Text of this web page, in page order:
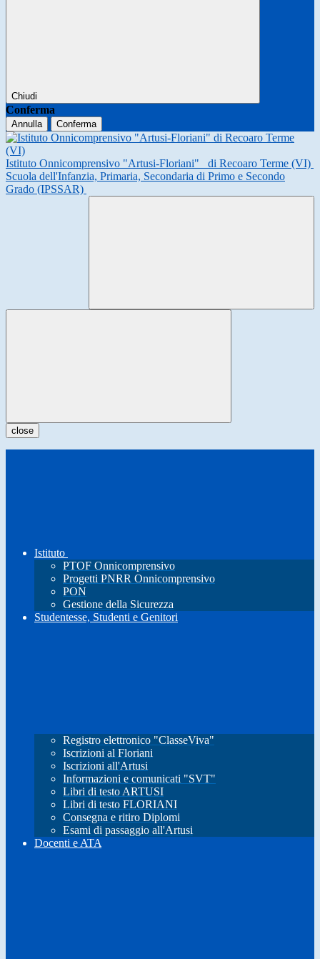
Chiudi
Conferma
Annulla Conferma
Istituto Onnicomprensivo "Artusi-Floriani"
di Recoaro Terme (VI)
Scuola dell'Infanzia, Primaria, Secondaria di Primo e Secondo
Grado (IPSSAR)
close
Istituto
PTOF Onnicomprensivo
Progetti PNRR Onnicomprensivo
PON
Gestione della Sicurezza
Studentesse, Studenti e Genitori
Registro elettronico "ClasseViva"
Iscrizioni al Floriani
Iscrizioni all'Artusi
Informazioni e comunicati "SVT"
Libri di testo ARTUSI
Libri di testo FLORIANI
Consegna e ritiro Diplomi
Esami di passaggio all'Artusi
Docenti e ATA